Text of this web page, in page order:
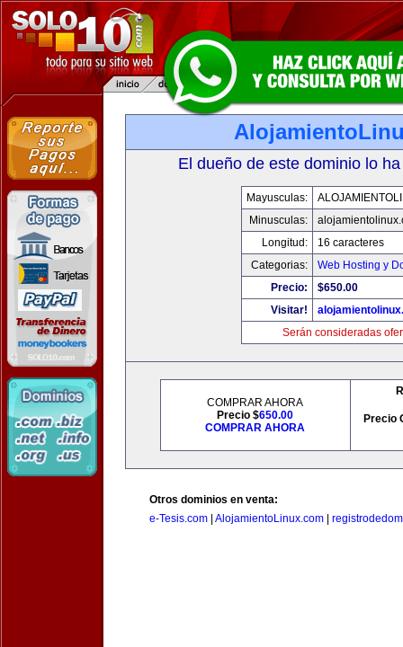
El dueño de este dominio lo
Mayusculas:
Minusculas:
Longitud:
16 caracteres
Categorias:
Web Hosting y
Precio:
$650.00
Visitar!
Serán consideradas
COMPRAR AHORA
Precio $650.00
COMPRAR AHORA
Precio
Otros dominios en venta:
e-Tesis.com AlojamientoLinux.com